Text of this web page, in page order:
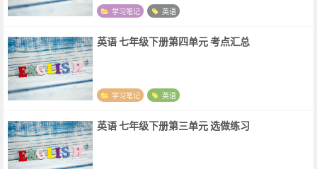
学习笔记 英语
英语 七年级下册第四单元 考点汇总
学习笔记 英语
英语 七年级下册第三单元 选做练习